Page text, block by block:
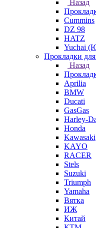
Назад
Cummins
DZ 98
HATZ
Yuchai
Прокладки
Назад
Aprilia
BMW
Ducati
GasGas
Harley-
Honda
Kawasaki
KAYO
RACER
Stels
Suzuki
Triumph
Yamaha
Вятка
ИЖ
Китай